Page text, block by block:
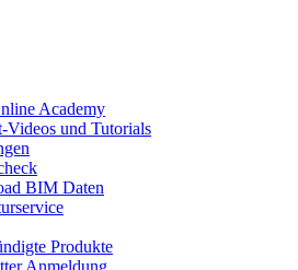
Academy
Videos und Tutorials
BIM Daten
Produkte
Anmeldung